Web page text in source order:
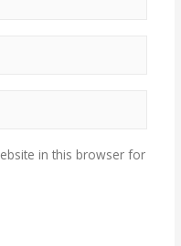
in this browser for